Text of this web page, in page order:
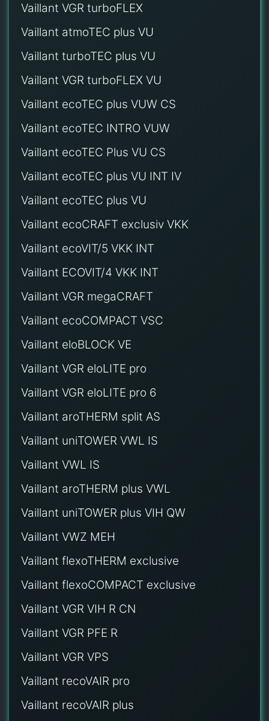
Vaillant VGR turboFLEX
Vaillant atmoTEC plus VU
Vaillant turboTEC plus VU
Vaillant VGR turboFLEX VU
Vaillant ecoTEC plus VUW CS
Vaillant ecoTEC INTRO VUW
Vaillant ecoTEC Plus VU CS
Vaillant ecoTEC plus VU INT IV
Vaillant ecoTEC plus VU
Vaillant ecoCRAFT exclusiv VKK
Vaillant ecoVIT/5 VKK INT
Vaillant ECOVIT/4 VKK INT
Vaillant VGR megaCRAFT
Vaillant ecoCOMPACT VSC
Vaillant eloBLOCK VE
Vaillant VGR eloLITE pro
Vaillant VGR eloLITE pro 6
Vaillant aroTHERM split AS
Vaillant uniTOWER VWL IS
Vaillant VWL IS
Vaillant aroTHERM plus VWL
Vaillant uniTOWER plus VIH QW
Vaillant VWZ MEH
Vaillant flexoTHERM exclusive
Vaillant flexoCOMPACT exclusive
Vaillant VGR VIH R CN
Vaillant VGR PFE R
Vaillant VGR VPS
Vaillant recoVAIR pro
Vaillant recoVAIR plus